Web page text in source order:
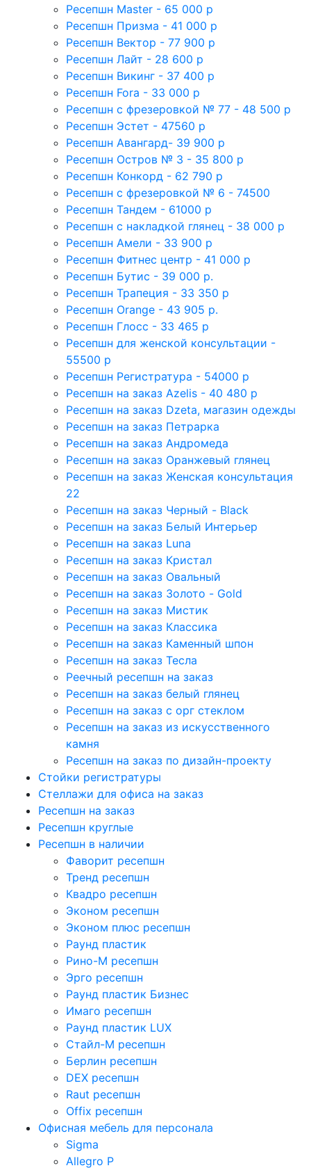
Ресепшн Master - 65 000 р
Ресепшн Призма - 41 000 р
Ресепшн Вектор - 77 900 р
Ресепшн Лайт - 28 600 р
Ресепшн Викинг - 37 400 р
Ресепшн Fora - 33 000 р
Ресепшн с фрезеровкой № 77 - 48 500 р
Ресепшн Эстет - 47560 р
Ресепшн Авангард- 39 900 р
Ресепшн Остров № 3 - 35 800 р
Ресепшн Конкорд - 62 790 р
Ресепшн с фрезеровкой № 6 - 74500
Ресепшн Тандем - 61000 р
Ресепшн с накладкой глянец - 38 000 р
Ресепшн Амели - 33 900 р
Ресепшн Фитнес центр - 41 000 р
Ресепшн Бутис - 39 000 р.
Ресепшн Трапеция - 33 350 р
Ресепшн Orange - 43 905 р.
Ресепшн Глосс - 33 465 р
Ресепшн для женской консультации -
55500 р
Ресепшн Регистратура - 54000 р
Ресепшн на заказ Azelis - 40 480 р
Ресепшн на заказ Dzeta, магазин одежды
Ресепшн на заказ Петрарка
Ресепшн на заказ Андромеда
Ресепшн на заказ Оранжевый глянец
Ресепшн на заказ Женская консультация
22
Ресепшн на заказ Черный - Black
Ресепшн на заказ Белый Интерьер
Ресепшн на заказ Luna
Ресепшн на заказ Кристал
Ресепшн на заказ Овальный
Ресепшн на заказ Золото - Gold
Ресепшн на заказ Мистик
Ресепшн на заказ Классика
Ресепшн на заказ Каменный шпон
Ресепшн на заказ Тесла
Реечный ресепшн на заказ
Ресепшн на заказ белый глянец
Ресепшн на заказ с орг стеклом
Ресепшн на заказ из искусственного
камня
Ресепшн на заказ по дизайн-проекту
Стойки регистратуры
Стеллажи для офиса на заказ
Ресепшн на заказ
Ресепшн круглые
Ресепшн в наличии
Фаворит ресепшн
Тренд ресепшн
Квадро ресепшн
Эконом ресепшн
Эконом плюс ресепшн
Раунд пластик
Рино-М ресепшн
Эрго ресепшн
Раунд пластик Бизнес
Имаго ресепшн
Раунд пластик LUX
Стайл-М ресепшн
Берлин ресепшн
DEX ресепшн
Raut ресепшн
Offix ресепшн
Офисная мебель для персонала
Sigma
Allegro P